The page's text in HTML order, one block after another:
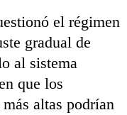
el régimen
gradual de
al sistema
que los
altas podrían